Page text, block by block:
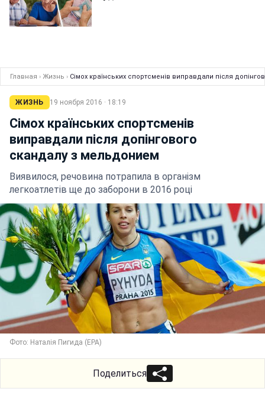
Главная › Жизнь › Сімох країнських спортсменів виправдали після
ЖИЗНЬ 19 ноября 2016 · 18:19
Сімох країнських спортсменів
виправдали після допінгового
скандалу з мельдонием
Виявилося, речовина потрапила в організм
легкоатлетів ще до заборони в 2016 році
Фото: Наталія Пигида (ЕРА)
Поделиться